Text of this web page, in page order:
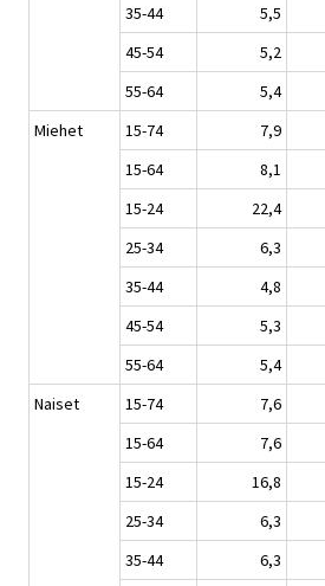
35-44
5,5
45-54
5,2
55-64
5,4
Miehet
15-74 7,9
15-64
8,1
15-24
22,4
25-34
6,3
35-44
4,8
45-54
5,3
55-64
5,4
Naiset
15-74 7,6
15-64
7,6
15-24
16,8
25-34
6,3
35-44
6,3